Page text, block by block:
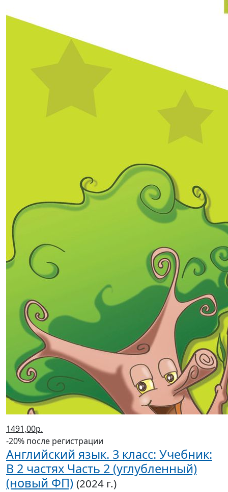
1491,00р.
-20% после регистрации
Английский язык. 3 класс: Учебник:
В 2 частях Часть 2 (углубленный)
(новый ФП) (2024 г.)